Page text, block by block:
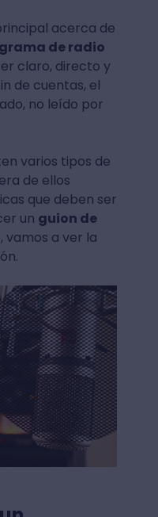
acerca de
de radio
claro, directo y
de cuentas, el
no leído por
varios tipos de
de ellos
que deben ser
un guion de
vamos a ver la